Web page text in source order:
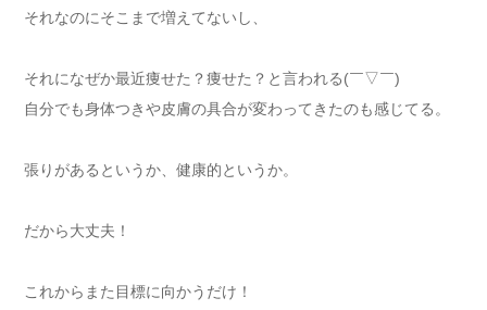
それなのにそこまで増えてないし、
それになぜか最近痩せた？痩せた？と言われる(￣▽￣)
自分でも身体つきや皮膚の具合が変わってきたのも感じてる。
張りがあるというか、健康的というか。
だから大丈夫！
これからまた目標に向かうだけ！